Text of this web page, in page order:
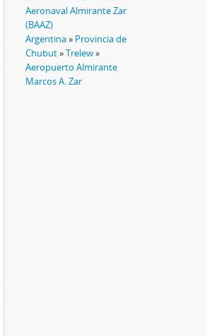
Aeronaval Almirante Zar
(BAAZ)
Argentina» Provincia de
Chubut»Trelew»
Aeropuerto Almirante
Marcos A. Zar